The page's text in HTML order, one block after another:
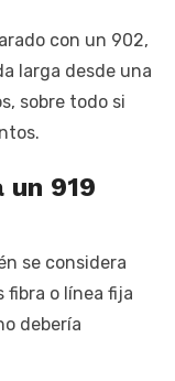
con un 902,
larga desde una
sobre todo si
919
se considera
fibra o línea fija
debería